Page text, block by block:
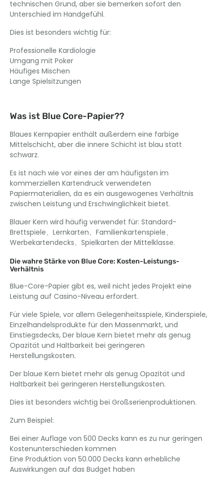
technischen Grund, aber sie bemerken sofort den
Unterschied im Handgefühl.
Dies ist besonders wichtig für:
Professionelle Kardiologie
Umgang mit Poker
Häufiges Mischen
Lange Spielsitzungen
Was ist Blue Core-Papier??
Blaues Kernpapier enthält außerdem eine farbige
Mittelschicht, aber die innere Schicht ist blau statt
schwarz.
Es ist nach wie vor eines der am häufigsten im
kommerziellen Kartendruck verwendeten
Papiermaterialien, da es ein ausgewogenes Verhältnis
zwischen Leistung und Erschwinglichkeit bietet.
Blauer Kern wird häufig verwendet für: Standard-
Brettspiele、Lernkarten、Familienkartenspiele、
Werbekartendecks、Spielkarten der Mittelklasse.
Die wahre Stärke von Blue Core: Kosten-Leistungs-
Verhältnis
Blue-Core-Papier gibt es, weil nicht jedes Projekt eine
Leistung auf Casino-Niveau erfordert.
Für viele Spiele, vor allem Gelegenheitsspiele, Kinderspiele,
Einzelhandelsprodukte für den Massenmarkt, und
Einstiegsdecks, Der blaue Kern bietet mehr als genug
Opazität und Haltbarkeit bei geringeren
Herstellungskosten.
Der blaue Kern bietet mehr als genug Opazität und
Haltbarkeit bei geringeren Herstellungskosten.
Dies ist besonders wichtig bei Großserienproduktionen.
Zum Beispiel:
Bei einer Auflage von 500 Decks kann es zu nur geringen
Kostenunterschieden kommen
Eine Produktion von 50.000 Decks kann erhebliche
Auswirkungen auf das Budget haben